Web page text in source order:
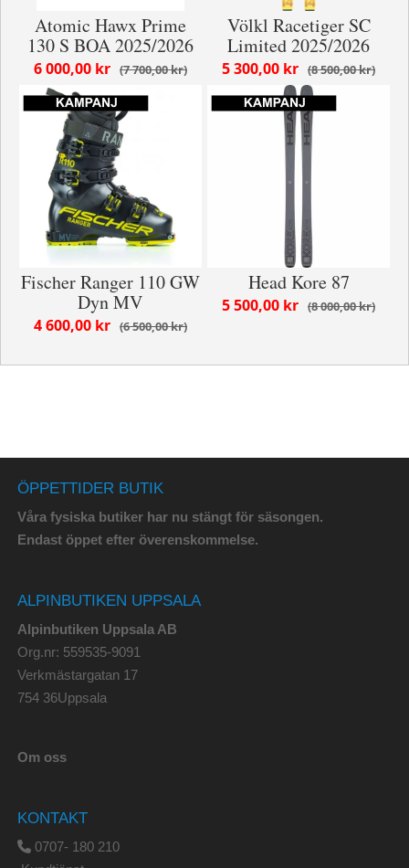
Atomic Hawx Prime
130 S BOA 2025/2026
7 700,00 kr
6 000,00 kr
Völkl Racetiger SC
Limited 2025/2026
8 500,00 kr
5 300,00 kr
Fischer Ranger 110 GW
Dyn MV
6 500,00 kr
4 600,00 kr
Head Kore 87
8 000,00 kr
5 500,00 kr
ÖPPETTIDER BUTIK
Våra fysiska butiker har nu stängt för säsongen.
Endast öppet efter överenskommelse.
ALPINBUTIKEN UPPSALA
Alpinbutiken Uppsala AB
Org.nr: 559535-9091
Verkmästargatan 17
754 36Uppsala
Om oss
KONTAKT
0707- 180 210